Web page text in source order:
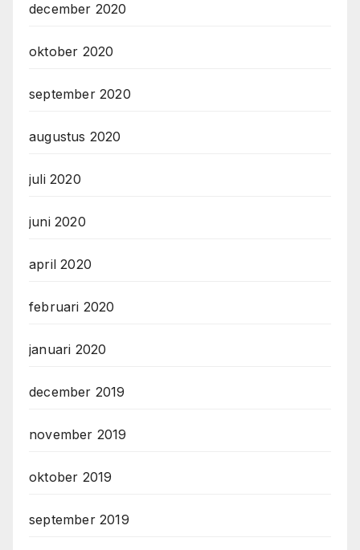
december 2020
oktober 2020
september 2020
augustus 2020
juli 2020
juni 2020
april 2020
februari 2020
januari 2020
december 2019
november 2019
oktober 2019
september 2019